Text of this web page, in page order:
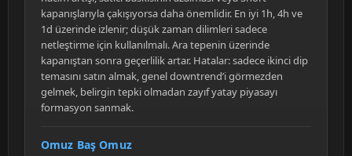
kapanışlarıyla çakışıyorsa daha önemlidir. En iyi 1h, 4h ve
1d üzerinde izlenir; düşük zaman dilimleri sadece
netleştirme için kullanılmalı. Ara tepenin üzerinde
kapanıştan sonra geçerlilik artar. Hatalar: sadece ikinci dip
temasını satın almak, genel downtrend’i görmezden
gelmek, belirgin tepki olmadan zayıf yatay piyasayı
formasyon sanmak.
Omuz Baş Omuz